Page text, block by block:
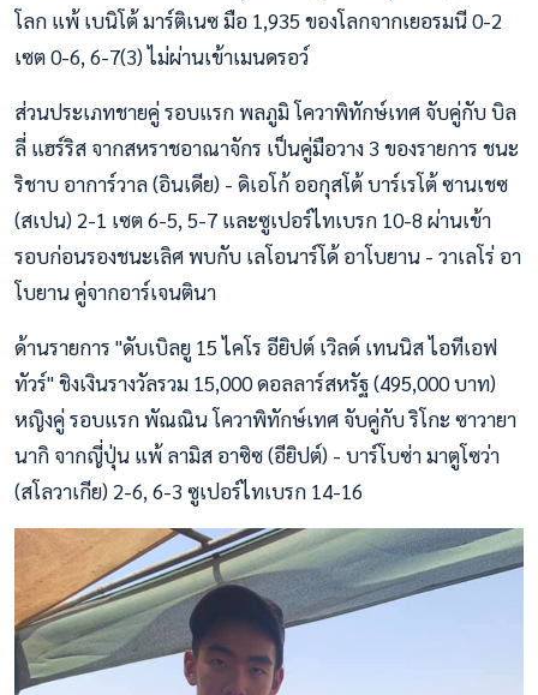
โลก แพ้ เบนิโต้ มาร์ติเนซ มือ 1,935 ของโลกจากเยอรมนี 0-2
เซต 0-6, 6-7(3) ไม่ผ่านเข้าเมนดรอว์
ส่วนประเภทชายคู่ รอบแรก พลภูมิ โควาพิทักษ์เทศ จับคู่กับ บิล
ลี่ แฮร์ริส จากสหราชอาณาจักร เป็นคู่มือวาง 3 ของรายการ ชนะ
ริชาบ อาการ์วาล (อินเดีย) - ดิเอโก้ ออกุสโต้ บาร์เรโต้ ซานเชซ
(สเปน) 2-1 เซต 6-5, 5-7 และซูเปอร์ไทเบรก 10-8 ผ่านเข้า
รอบก่อนรองชนะเลิศ พบกับ เลโอนาร์โด้ อาโบยาน - วาเลโร่ อา
โบยาน คู่จากอาร์เจนตินา
ด้านรายการ "ดับเบิลยู 15 ไคโร อียิปต์ เวิลด์ เทนนิส ไอทีเอฟ
ทัวร์" ชิงเงินรางวัลรวม 15,000 ดอลลาร์สหรัฐ (495,000 บาท)
หญิงคู่ รอบแรก พัณณิน โควาพิทักษ์เทศ จับคู่กับ ริโกะ ซาวายา
นากิ จากญี่ปุ่น แพ้ ลามิส อาซิซ (อียิปต์) - บาร์โบซ่า มาตูโซว่า
(สโลวาเกีย) 2-6, 6-3 ซูเปอร์ไทเบรก 14-16